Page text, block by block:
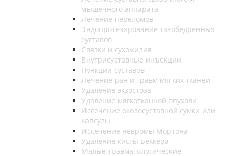
мышечного аппарата
Лечение переломов
Эндопротезирование тазобедренных
суставов
Связки и сухожилия
Внутрисуставные инъекции
Пункции суставов
Лечение ран и травм мягких тканей
Удаление экзостоза
Удаление мягкотканной опухоли
Иссечение околосуставной сумки или
капсулы
Иссечение невромы Мортона
Удаление кисты Беккера
Малые травматологические